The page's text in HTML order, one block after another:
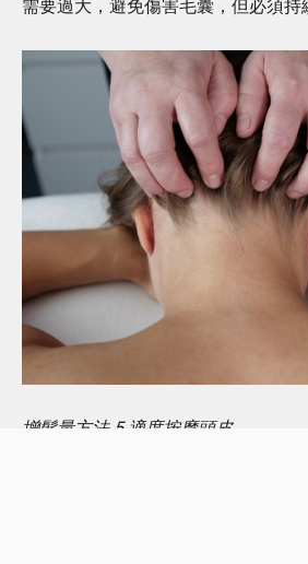
需要過大，避免傷害毛囊，但必須持
增髮量方法 5.適度按摩頭皮